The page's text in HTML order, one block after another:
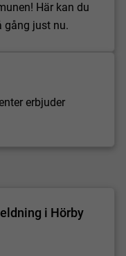
Här kan du
gång just nu.
erbjuder
i Hörby